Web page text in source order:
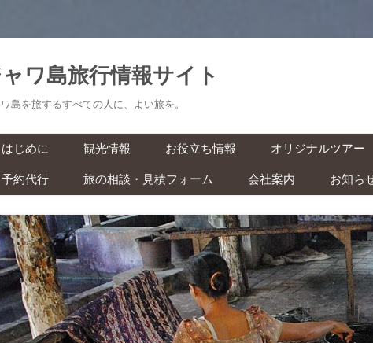
ワ島旅行情報サイト
島を旅するすべての人に、よい旅を。
ン
ツ
へ
キ
ッ
プ
はじめに 観光情報 お役立ち情報
基本情報
旅の準備 ‐ ビザ・気候・時差 ‐
安全な旅のために ‐ 治安・衛
生 ‐
快適な旅のために ‐ トイレ・
お風呂・虫対策 ‐
オリジナルツアー
予約代行
ラーマーヤナ舞踊ショー・ワ
ヤンクリ・イベント・マラソ
ン
スパ・マッサージ
旅の相談・見積フォーム 会社案内 お知ら
ト カ
学生の
子ども